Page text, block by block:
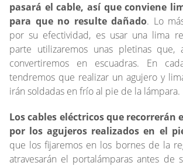
pasará el cable, así que conviene
para que no resulte dañado. Lo
por su efectividad, es usar una lima
parte utilizaremos unas pletinas que,
convertiremos en escuadras. En
tendremos que realizar un agujero y
irán soldadas en frío al pie de la lámpara.
Los cables eléctricos que recorrerán
por los agujeros realizados en el
que los fijaremos en los bornes de la
atravesarán el portalámparas antes de